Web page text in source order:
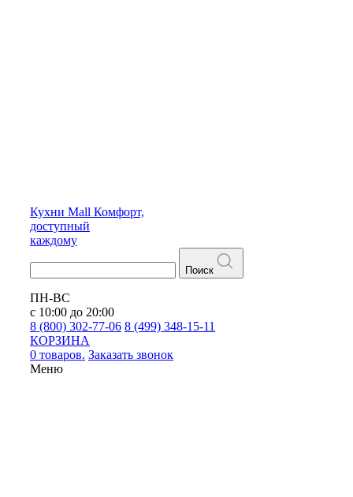
Кухни Mall Комфорт,
доступный
каждому
Поиск
ПН-ВС
с 10:00 до 20:00
8 (800) 302-77-06 8 (499) 348-15-11
КОРЗИНА
0 товаров. Заказать звонок
Меню